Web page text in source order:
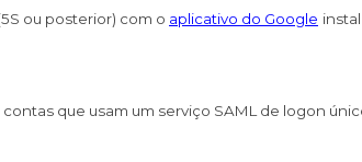
ou posterior) com o aplicativo do Google
que usam um serviço SAML de logon